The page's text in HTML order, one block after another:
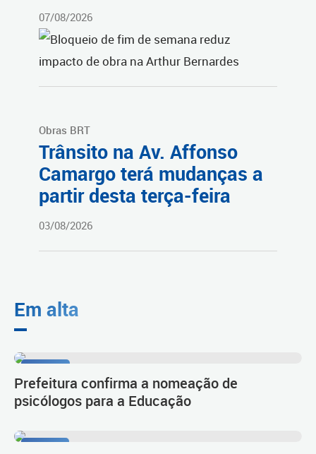
07/08/2026
Obras BRT
Trânsito na Av. Affonso
Camargo terá mudanças a
partir desta terça-feira
03/08/2026
Em alta
Prefeitura confirma a nomeação de
psicólogos para a Educação